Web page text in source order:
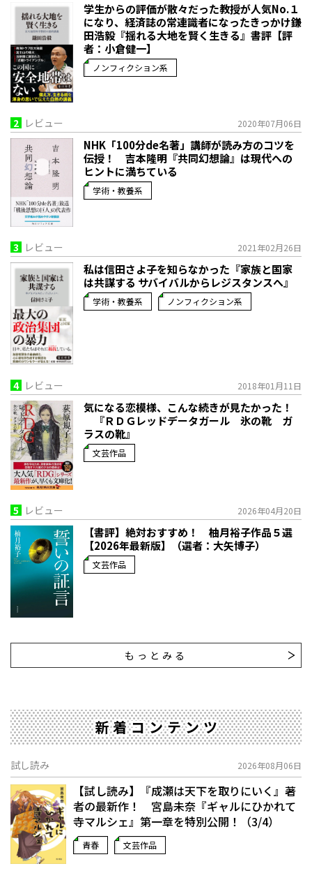
学生からの評価が散々だった教授が人気No.１
になり、経済誌の常連識者になったきっかけ――鎌
田浩毅『揺れる大地を賢く生きる』書評【評
者：小倉健一】
ノンフィクション系
2 レビュー 2020年07月06日
NHK「100分de名著」講師が読み方のコツを
伝授！ 吉本隆明『共同幻想論』は現代への
ヒントに満ちている
学術・教養系
3 レビュー 2021年02月26日
私は信田さよ子を知らなかった『家族と国家
は共謀する サバイバルからレジスタンスへ』
学術・教養系 ノンフィクション系
4 レビュー 2018年01月11日
気になる恋模様、こんな続きが見たかった！
『ＲＤＧレッドデータガール 氷の靴 ガ
ラスの靴』
文芸作品
5 レビュー 2026年04月20日
【書評】絶対おすすめ！ 柚月裕子作品５選
【2026年最新版】（選者：大矢博子）
文芸作品
もっとみる
新着コンテンツ
試し読み 2026年08月06日
【試し読み】『成瀬は天下を取りにいく』著
者の最新作！ 宮島未奈『ギャルにひかれて
寺マルシェ』第一章を特別公開！（3/4）
青春 文芸作品